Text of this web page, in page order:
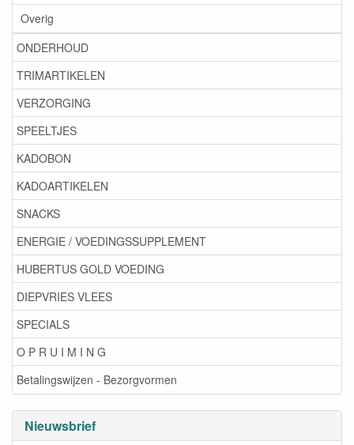
Overig
ONDERHOUD
TRIMARTIKELEN
VERZORGING
SPEELTJES
KADOBON
KADOARTIKELEN
SNACKS
ENERGIE / VOEDINGSSUPPLEMENT
HUBERTUS GOLD VOEDING
DIEPVRIES VLEES
SPECIALS
O P R U I M I N G
Betalingswijzen - Bezorgvormen
Nieuwsbrief